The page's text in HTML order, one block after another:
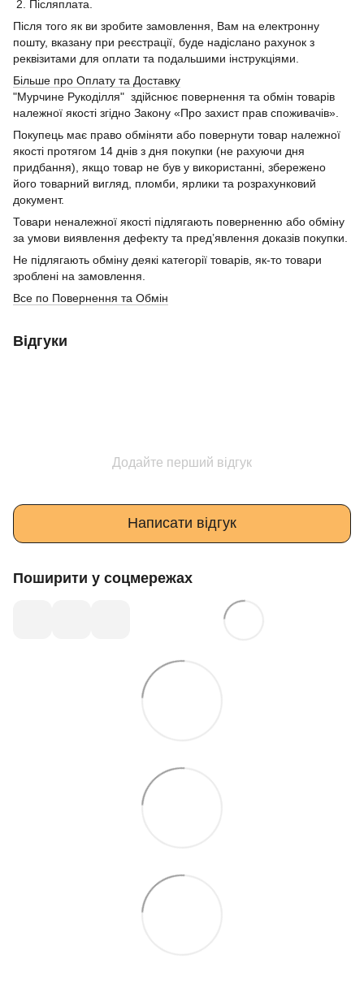
2. Післяплата.
Після того як ви зробите замовлення, Вам на електронну
пошту, вказану при реєстрації, буде надіслано рахунок з
реквізитами для оплати та подальшими інструкціями.
Більше про Оплату та Доставку
"Мурчине Рукоділля" здійснює повернення та обмін товарів
належної якості згідно Закону «Про захист прав споживачів».
Покупець має право обміняти або повернути товар належної
якості протягом 14 днів з дня покупки (не рахуючи дня
придбання), якщо товар не був у використанні, збережено
його товарний вигляд, пломби, ярлики та розрахунковий
документ.
Товари неналежної якості підлягають поверненню або обміну
за умови виявлення дефекту та пред’явлення доказів покупки.
Не підлягають обміну деякі категорії товарів, як-то товари
зроблені на замовлення.
Все по Повернення та Обмін
Відгуки
Додайте перший відгук
Написати відгук
Поширити у соцмережах